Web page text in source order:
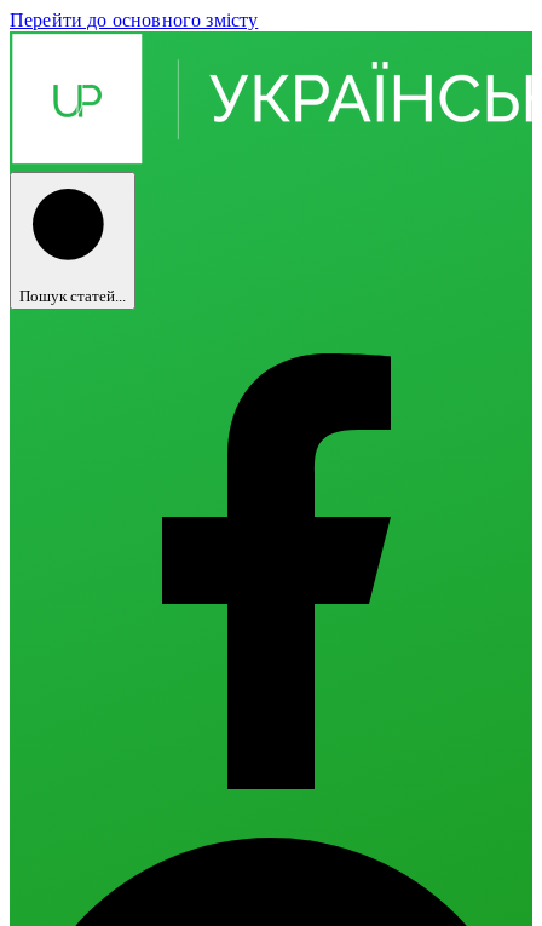
Перейти до основного змісту
Пошук статей...